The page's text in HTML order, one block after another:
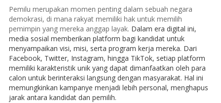
Pemilu merupakan momen penting dalam sebuah negara
demokrasi, di mana rakyat memiliki hak untuk memilih
pemimpin yang mereka anggap layak. Dalam era digital ini,
media sosial memberikan platform bagi kandidat untuk
menyampaikan visi, misi, serta program kerja mereka. Dari
Facebook, Twitter, Instagram, hingga TikTok, setiap platform
memiliki karakteristik unik yang dapat dimanfaatkan oleh para
calon untuk berinteraksi langsung dengan masyarakat. Hal ini
memungkinkan kampanye menjadi lebih personal, menghapus
jarak antara kandidat dan pemilih.